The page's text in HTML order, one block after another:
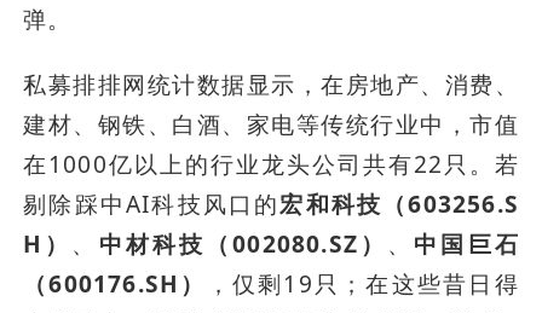
弹。
私募排排网统计数据显示，在房地产、消费、
建材、钢铁、白酒、家电等传统行业中，市值
在1000亿以上的行业龙头公司共有22只。若
剔除踩中AI科技风口的宏和科技（603256.S
H） 、 中材科技（002080.SZ） 、 中国巨石
（600176.SH）
，仅剩19只；在这些昔日得